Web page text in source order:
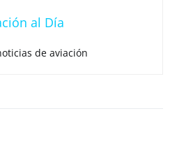
al Día
de aviación